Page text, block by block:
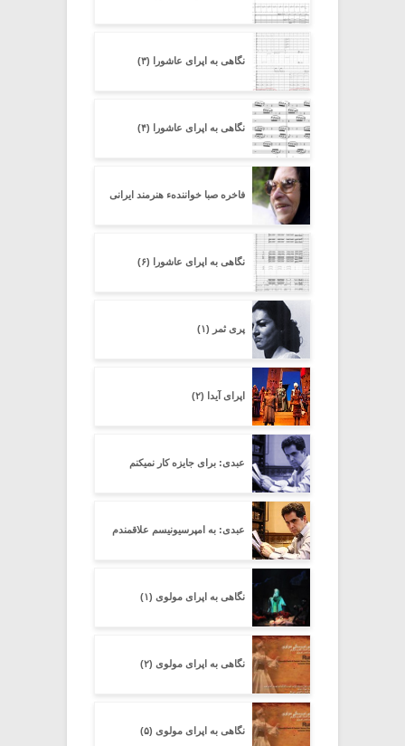
نگاهی به اپرای عاشورا (۳)
نگاهی به اپرای عاشورا (۴)
فاخره صبا خوانندهء هنرمند ایرانی
نگاهی به اپرای عاشورا (۶)
پری ثمر (۱)
اپرای آیدا (۲)
عبدی: برای جایزه کار نمیکنم
عبدی: به امپرسیونیسم علاقمندم
نگاهی به اپرای مولوی (۱)
نگاهی به اپرای مولوی (۲)
نگاهی به اپرای مولوی (۵)